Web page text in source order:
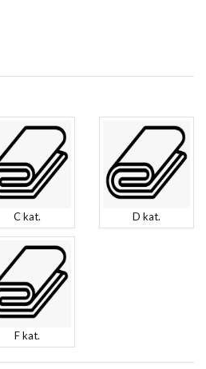
C kat. D kat.
F kat.